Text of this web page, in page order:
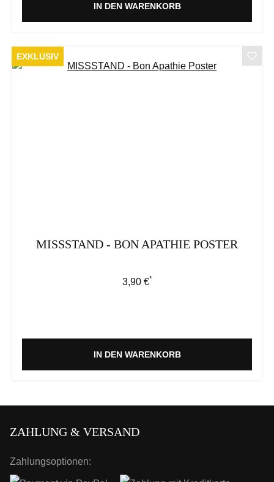
IN DEN WARENKORB
EXKLUSIV
MISSSTAND - BON APATHIE POSTER
Regulärer Preis:
3,90 €*
IN DEN WARENKORB
ZAHLUNG & VERSAND
Zahlungsoptionen: